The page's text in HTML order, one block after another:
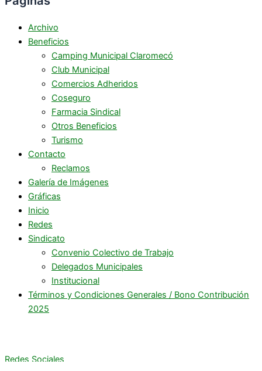
Archivo
Beneficios
Camping Municipal Claromecó
Club Municipal
Comercios Adheridos
Coseguro
Farmacia Sindical
Otros Beneficios
Turismo
Contacto
Reclamos
Galería de Imágenes
Gráficas
Inicio
Redes
Sindicato
Convenio Colectivo de Trabajo
Delegados Municipales
Institucional
Términos y Condiciones Generales / Bono Contribución
2025
Redes Sociales